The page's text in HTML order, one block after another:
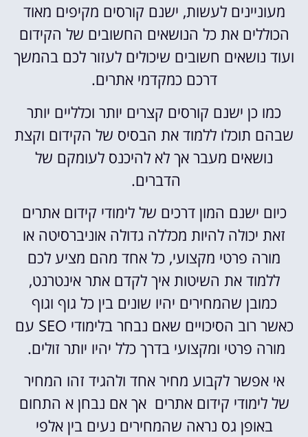
מעוניינים לעשות, ישנם קורסים מקיפים מאוד
הכוללים את כל הנושאים החשובים של הקידום
ועוד נושאים חשובים שיכולים לעזור לכם בהמשך
דרכם כמקדמי אתרים.
כמו כן ישנם קורסים קצרים יותר וכלליים יותר
שבהם תוכלו ללמוד את הבסיס של הקידום וקצת
נושאים מעבר אך לא להיכנס לעומקם של
הדברים.
כיום ישנם המון דרכים של לימודי קידום אתרים
זאת יכולה להיות מכללה גדולה אוניברסיטה או
מורה פרטי מקצועי, כל אחד מהם מציע לכם
ללמוד את השיטות איך לקדם אתר אינטרנט,
כמובן שהמחירים יהיו שונים בין כל גוף וגוף
כאשר רוב הסיכויים שאם נבחר בלימודי SEO עם
מורה פרטי ומקצועי בדרך כלל יהיו יותר זולים.
אי אפשר לקבוע מחיר אחד ולהגיד זהו המחיר
של לימודי קידום אתרים אך אם נבחן א התחום
באופן גס נראה שהמחירים נעים בין אלפי